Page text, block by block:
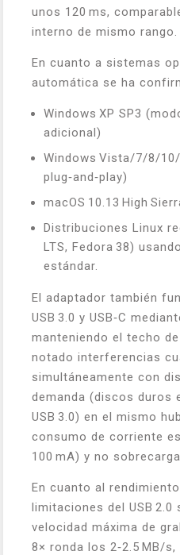
unos 120 ms,
interno de mismo rango.
En cuanto a sistemas
automática se ha
Windows XP SP3
adicional)
Windows Vista/7/8/
plug‑and‑play)
macOS 10.13 High
Distribuciones Linux
LTS, Fedora 38)
estándar.
El adaptador también
USB 3.0 y USB‑C
manteniendo el techo
notado interferencias
simultáneamente con
demanda (discos duros
USB 3.0) en el mismo
consumo de corriente
100 mA) y no
En cuanto al
limitaciones del USB 2.0
velocidad máxima de
8× ronda los 2‑2.5 MB/